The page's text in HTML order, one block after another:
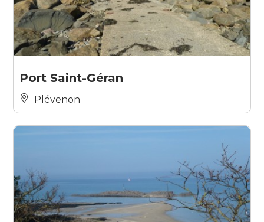
Port Saint-Géran
Plévenon